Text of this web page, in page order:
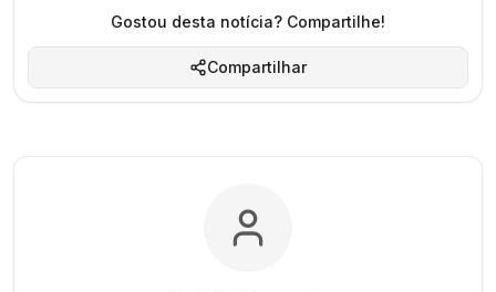
Gostou desta notícia? Compartilhe!
Compartilhar